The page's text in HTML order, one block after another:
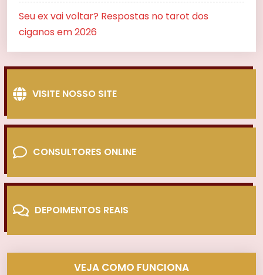
Seu ex vai voltar? Respostas no tarot dos
ciganos em 2026
VISITE NOSSO SITE
CONSULTORES ONLINE
DEPOIMENTOS REAIS
VEJA COMO FUNCIONA